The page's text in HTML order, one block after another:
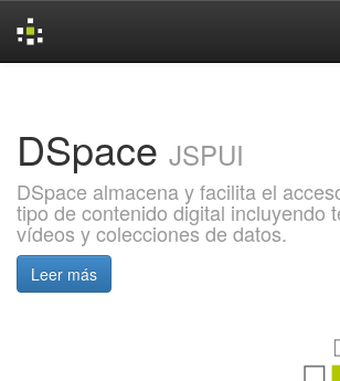
DSpace JSPUI
DSpace almacena y facilita el
tipo de contenido digital incluyendo
vídeos y colecciones de datos.
Leer más